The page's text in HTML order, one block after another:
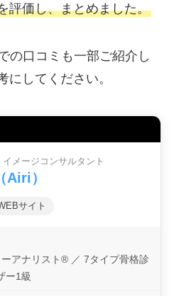
評価し、まとめました。
の口コミも一部ご紹介し
にしてください。
メージコンサルタント
Airi）
サイト
アナリスト® ／ 7タイプ骨格診
ー1級